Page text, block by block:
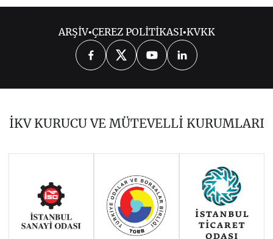
2026 2025 2024
2023 2022 2021
ARŞİV•ÇEREZ POLİTİKASI•KVKK
İKV KURUCU VE MÜTEVELLİ KURUMLARI